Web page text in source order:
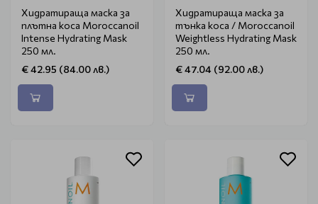
Хидратираща маска за
плътна коса Moroccanoil
Intense Hydrating Mask
250 мл.
€ 42.95 (84.00 лв.)
Хидратираща маска за
тънка коса / Moroccanoil
Weightless Hydrating Mask
250 мл.
€ 47.04 (92.00 лв.)